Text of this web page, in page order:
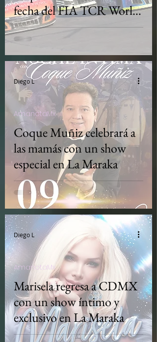
fecha del FIA TCR World
Tour
Coque Muñiz celebrará a
las mamás con un show
especial en La Maraka
AmanotaMx
Diego L
Marisela regresa a CDMX
con un show íntimo y
exclusivo en La Maraka
AmanotaMx
Diego L